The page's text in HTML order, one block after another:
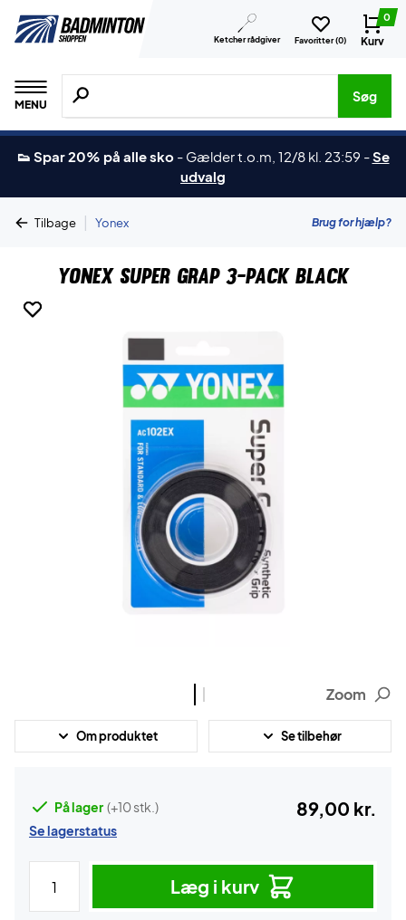
Ketcher rådgiver Favoritter (0)
0
Kurv
MENU
Søg efter produkter, mærker etc.
Søg
👟 Spar 20% på alle sko - Gælder t.o.m, 12/8 kl. 23:59 -Se
udvalg
Tilbage | Yonex Brug for hjælp?
Yonex Super Grap 3-Pack Black
Zoom
Om produktet Se tilbehør
På lager (+10 stk.)
Se lagerstatus
89,00 kr.
Læg i kurv